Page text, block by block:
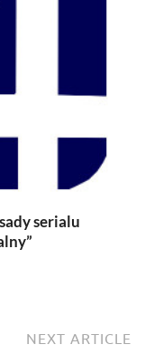
serialu
NEXT ARTICLE